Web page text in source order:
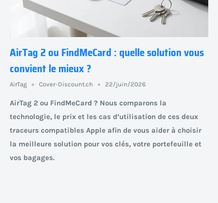
AirTag 2 ou FindMeCard : quelle solution vous
convient le mieux ?
AirTag Cover-Discount.ch 22/juin/2026
AirTag 2 ou FindMeCard ? Nous comparons la
technologie, le prix et les cas d’utilisation de ces deux
traceurs compatibles Apple afin de vous aider à choisir
la meilleure solution pour vos clés, votre portefeuille et
vos bagages.